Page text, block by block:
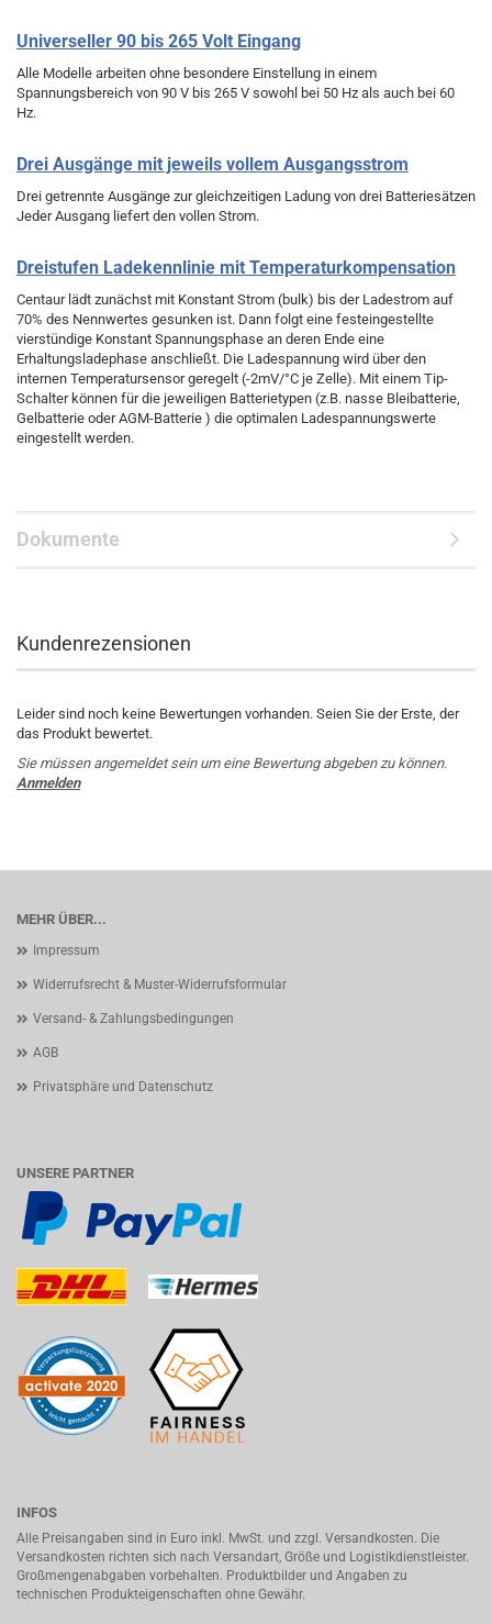
Universeller 90 bis 265 Volt Eingang
Alle Modelle arbeiten ohne besondere Einstellung in einem
Spannungsbereich von 90 V bis 265 V sowohl bei 50 Hz als auch bei 60
Hz.
Drei Ausgänge mit jeweils vollem Ausgangsstrom
Drei getrennte Ausgänge zur gleichzeitigen Ladung von drei Batteriesätzen
Jeder Ausgang liefert den vollen Strom.
Dreistufen Ladekennlinie mit Temperaturkompensation
Centaur lädt zunächst mit Konstant Strom (bulk) bis der Ladestrom auf
70% des Nennwertes gesunken ist. Dann folgt eine festeingestellte
vierstündige Konstant Spannungsphase an deren Ende eine
Erhaltungsladephase anschließt. Die Ladespannung wird über den
internen Temperatursensor geregelt (-2mV/°C je Zelle). Mit einem Tip-
Schalter können für die jeweiligen Batterietypen (z.B. nasse Bleibatterie,
Gelbatterie oder AGM-Batterie ) die optimalen Ladespannungswerte
eingestellt werden.
Dokumente
Kundenrezensionen
Leider sind noch keine Bewertungen vorhanden. Seien Sie der Erste, der
das Produkt bewertet.
Sie müssen angemeldet sein um eine Bewertung abgeben zu können.
Anmelden
MEHR ÜBER...
Impressum
Widerrufsrecht & Muster-Widerrufsformular
Versand- & Zahlungsbedingungen
AGB
Privatsphäre und Datenschutz
UNSERE PARTNER
INFOS
Alle Preisangaben sind in Euro inkl. MwSt. und zzgl. Versandkosten. Die
Versandkosten richten sich nach Versandart, Größe und Logistikdienstleister.
Großmengenabgaben vorbehalten. Produktbilder und Angaben zu
technischen Produkteigenschaften ohne Gewähr.